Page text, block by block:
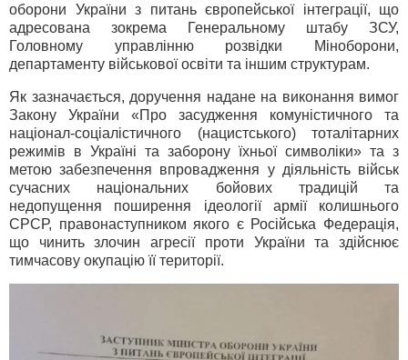
оборони України з питань європейської інтеграції, що
адресована зокрема Генеральному штабу ЗСУ,
Головному управлінню розвідки Міноборони,
департаменту військової освіти та іншим структурам.
Як зазначається, доручення надане на виконання вимог
Закону України «Про засудження комуністичного та
націонал-соціалістичного (нацистського) тоталітарних
режимів в Україні та заборону їхньої символіки» та з
метою забезпечення впровадження у діяльність військ
сучасних національних бойових традицій та
недопущення поширення ідеології армії колишнього
СРСР, правонаступником якого є Російська Федерація,
що чинить злочин агресії проти України та здійснює
тимчасову окупацію її території.